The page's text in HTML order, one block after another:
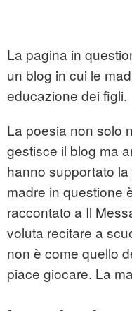
La pagina in
un blog in cui le
educazione dei figli.
La poesia non solo
gestisce il blog ma
hanno supportato
madre in questione
raccontato a Il
voluta recitare a
non è come quello
piace giocare. La